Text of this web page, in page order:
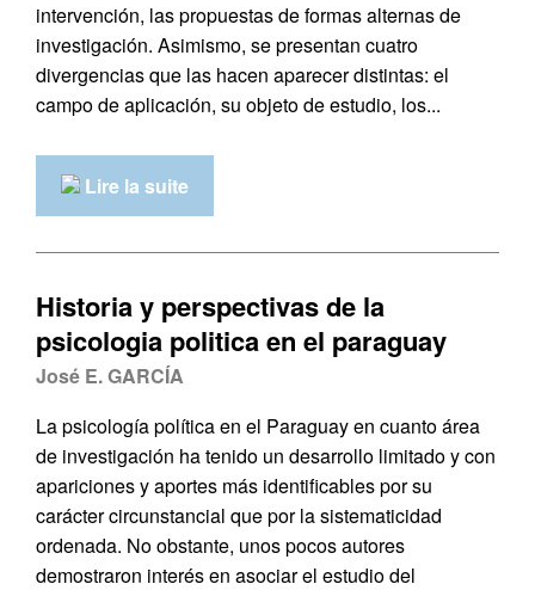
intervención, las propuestas de formas alternas de
investigación. Asimismo, se presentan cuatro
divergencias que las hacen aparecer distintas: el
campo de aplicación, su objeto de estudio, los...
Lire la suite
Historia y perspectivas de la
psicologia politica en el paraguay
José E. GARCÍA
La psicología política en el Paraguay en cuanto área
de investigación ha tenido un desarrollo limitado y con
apariciones y aportes más identificables por su
carácter circunstancial que por la sistematicidad
ordenada. No obstante, unos pocos autores
demostraron interés en asociar el estudio del